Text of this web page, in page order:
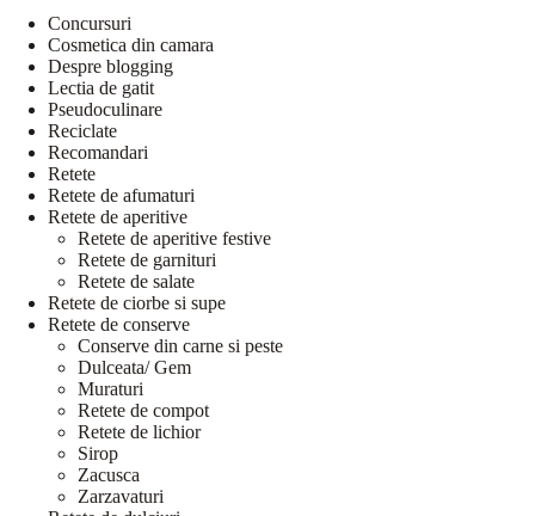
Concursuri
Cosmetica din camara
Despre blogging
Lectia de gatit
Pseudoculinare
Reciclate
Recomandari
Retete
Retete de afumaturi
Retete de aperitive
Retete de aperitive festive
Retete de garnituri
Retete de salate
Retete de ciorbe si supe
Retete de conserve
Conserve din carne si peste
Dulceata/ Gem
Muraturi
Retete de compot
Retete de lichior
Sirop
Zacusca
Zarzavaturi